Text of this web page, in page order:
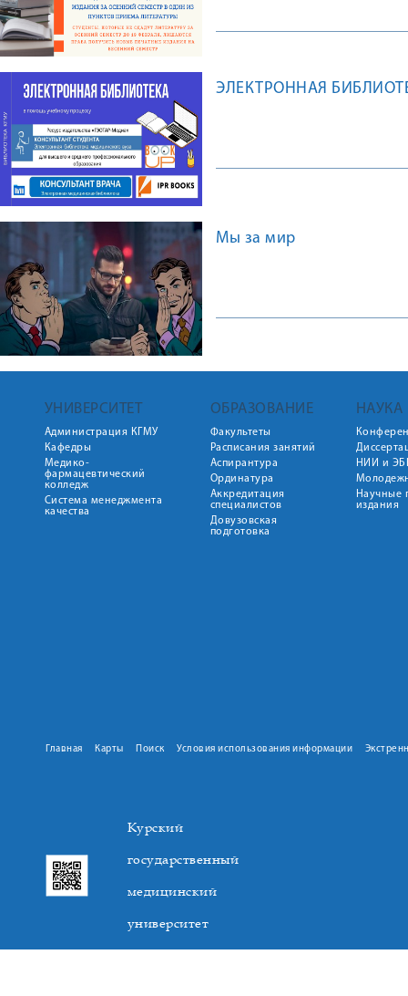
ЭЛЕКТРОННАЯ
Мы за мир
УНИВЕРСИТЕТ
Администрация КГМУ
Кафедры
Медико-
фармацевтический
колледж
Система менеджмента
качества
ОБРАЗОВАНИЕ
Факультеты
Расписания занятий
Аспирантура
Ординатура
Аккредитация
специалистов
Довузовская
подготовка
НАУКА
НИИ и
Научные
издания
Главная Карты Поиск Условия использования информации
Курский
государственный
медицинский
университет